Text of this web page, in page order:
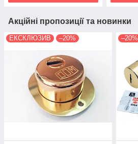
Акційні пропозиції та новинки
ЕКСКЛЮЗИВ –20% –20%